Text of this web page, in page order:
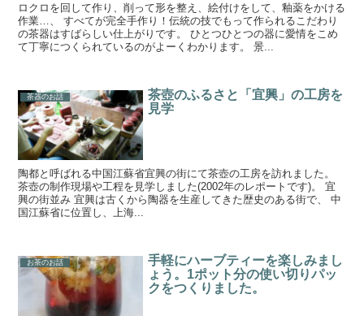
ロクロを回して作り、削って形を整え、絵付けをして、釉薬をかける
作業…、 すべてが完全手作り！伝統の技でもって作られるこだわり
の茶器はすばらしい仕上がりです。 ひとつひとつの器に愛情をこめ
て丁寧につくられているのがよーくわかります。 景...
茶器のお話
茶壺のふるさと「宜興」の工房を
見学
陶都と呼ばれる中国江蘇省宜興の街にて茶壺の工房を訪れました。
茶壺の制作現場や工程を見学しました(2002年のレポートです)。 宜
興の街並み 宜興は古くから陶器を生産してきた歴史のある街で、 中
国江蘇省に位置し、上海...
お茶のお話
手軽にハーブティーを楽しみまし
ょう。1ポット分の使い切りパッ
クをつくりました。